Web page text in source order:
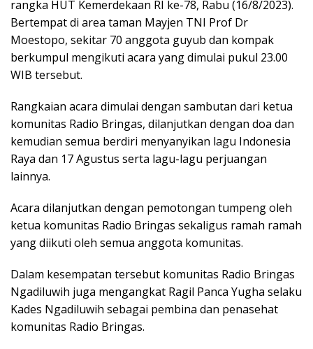
rangka HUT Kemerdekaan RI ke-78, Rabu (16/8/2023).
Bertempat di area taman Mayjen TNI Prof Dr
Moestopo, sekitar 70 anggota guyub dan kompak
berkumpul mengikuti acara yang dimulai pukul 23.00
WIB tersebut.
Rangkaian acara dimulai dengan sambutan dari ketua
komunitas Radio Bringas, dilanjutkan dengan doa dan
kemudian semua berdiri menyanyikan lagu Indonesia
Raya dan 17 Agustus serta lagu-lagu perjuangan
lainnya.
Acara dilanjutkan dengan pemotongan tumpeng oleh
ketua komunitas Radio Bringas sekaligus ramah ramah
yang diikuti oleh semua anggota komunitas.
Dalam kesempatan tersebut komunitas Radio Bringas
Ngadiluwih juga mengangkat Ragil Panca Yugha selaku
Kades Ngadiluwih sebagai pembina dan penasehat
komunitas Radio Bringas.